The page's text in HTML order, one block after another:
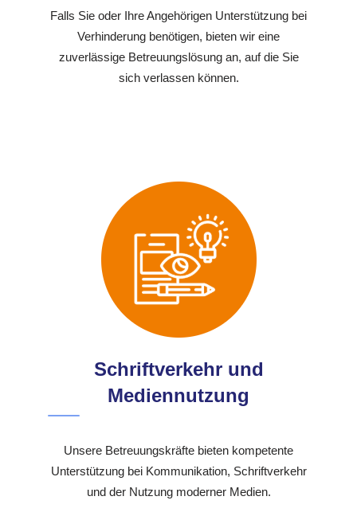
Falls Sie oder Ihre Angehörigen Unterstützung bei
Verhinderung benötigen, bieten wir eine
zuverlässige Betreuungslösung an, auf die Sie
sich verlassen können.
Schriftverkehr und
Mediennutzung
Unsere Betreuungskräfte bieten kompetente
Unterstützung bei Kommunikation, Schriftverkehr
und der Nutzung moderner Medien.